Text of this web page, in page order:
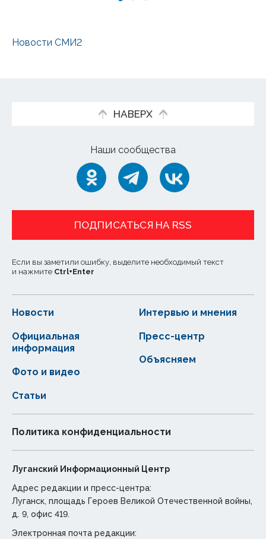
Новости СМИ2
НАВЕРХ
Наши сообщества
ПОДПИСАТЬСЯ НА RSS
Если вы заметили ошибку, выделите необходимый текст
и нажмите Ctrl+Enter
Новости
Статьи
Официальная
информация
Интервью и мнения
Фото и видео
Пресс-центр
Объясняем
Политика конфиденциальности
Луганский Информационный Центр
Адрес редакции и пресс-центра:
Луганск, площадь Героев Великой Отечественной войны,
д. 9, офис 419.
Электронная почта редакции: